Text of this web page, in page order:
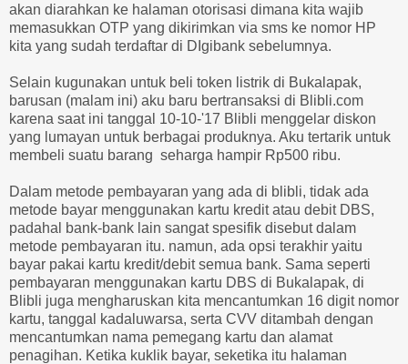
akan diarahkan ke halaman otorisasi dimana kita wajib
memasukkan OTP yang dikirimkan via sms ke nomor HP
kita yang sudah terdaftar di DIgibank sebelumnya.
Selain kugunakan untuk beli token listrik di Bukalapak,
barusan (malam ini) aku baru bertransaksi di Blibli.com
karena saat ini tanggal 10-10-'17 Blibli menggelar diskon
yang lumayan untuk berbagai produknya. Aku tertarik untuk
membeli suatu barang seharga hampir Rp500 ribu.
Dalam metode pembayaran yang ada di blibli, tidak ada
metode bayar menggunakan kartu kredit atau debit DBS,
padahal bank-bank lain sangat spesifik disebut dalam
metode pembayaran itu. namun, ada opsi terakhir yaitu
bayar pakai kartu kredit/debit semua bank. Sama seperti
pembayaran menggunakan kartu DBS di Bukalapak, di
Blibli juga mengharuskan kita mencantumkan 16 digit nomor
kartu, tanggal kadaluwarsa, serta CVV ditambah dengan
mencantumkan nama pemegang kartu dan alamat
penagihan. Ketika kuklik bayar, seketika itu halaman